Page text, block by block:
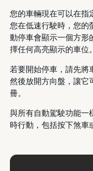
您的車輛現在可以在指
您在低速行駛時，您的
動停車會顯示一個方形
擇任何高亮顯示的車位。
若要開始停車，請先將
然後放開方向盤，讓它
冊。
與所有自動駕駛功能一
時行動，包括按下煞車